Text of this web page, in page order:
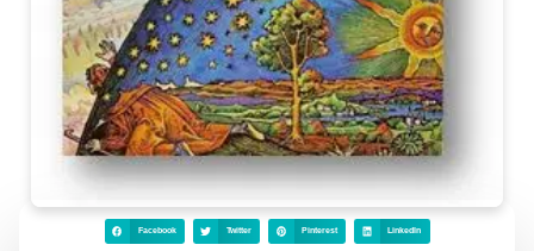
Facebook Twitter Pinterest LinkedIn